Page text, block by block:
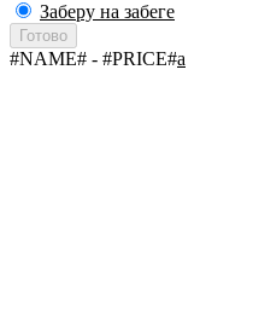
Заберу на забеге
Готово
#NAME# - #PRICE#a